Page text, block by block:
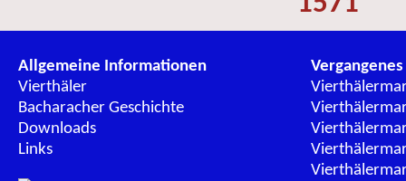
Allgemeine Informationen
Vierthäler
Bacharacher Geschichte
Downloads
Links
Vergangenes